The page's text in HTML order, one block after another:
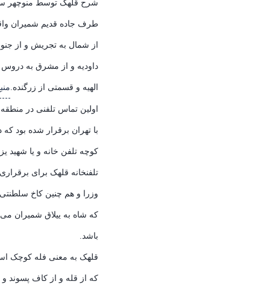
شرح قلهک توسط منوچهر
طرف جاده قدیم شمیران
از شمال به تجریش و از
داودیه و از مشرق به دروس
الهیه و قسمتی از زرگنده.
اولین تماس تلفنی در
با تهران برقرار شده بود که
کوچه تلفن خانه و یا شهید
تلفنخانه قلهک برای
وزرا و هم چنین کاخ
که شاه به ییلاق شمیران می
باشد.
قلهک به معنی فله کوچک
که از قله و از کاف پسوند